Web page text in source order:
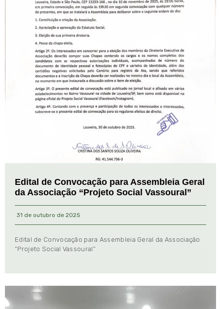
Edital de Convocação para Assembleia Geral
da Associação “Projeto Social Vassoural”
31 de outubro de 2025
Edital de Convocação para Assembleia Geral da Associação
“Projeto Social Vassoural”